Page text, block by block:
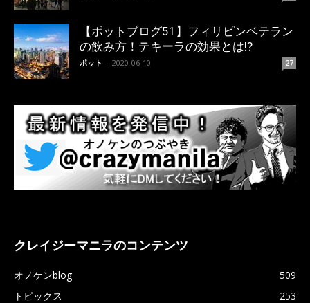
【ポットブログ51】フィリピンベテラン
の飲み方！テキーラの効果とは!?
ポット - 2020-06-10 27
クレイジーマニラのコンテンツ
オノケンblog
509
トピックス
253